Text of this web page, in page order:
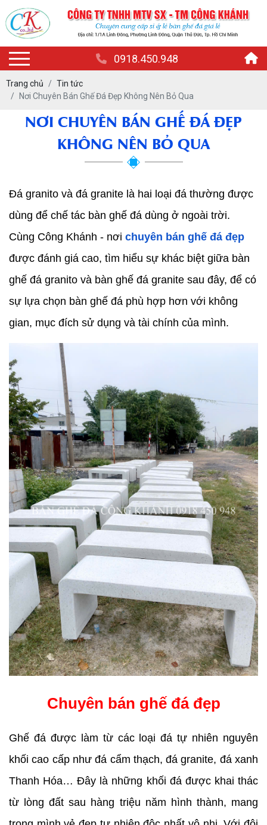
0918.450.948
Trang chủ
Tin tức
Nơi Chuyên Bán Ghế Đá Đẹp Không Nên Bỏ Qua
NƠI CHUYÊN BÁN GHẾ ĐÁ ĐẸP
KHÔNG NÊN BỎ QUA
Đá granito và đá granite là hai loại đá thường được
dùng để chế tác bàn ghế đá dùng ở ngoài trời.
Cùng Công Khánh - nơi chuyên bán ghế đá đẹp
được đánh giá cao, tìm hiểu sự khác biệt giữa bàn
ghế đá granito và bàn ghế đá granite sau đây, để có
sự lựa chọn bàn ghế đá phù hợp hơn với không
gian, mục đích sử dụng và tài chính của mình.
Chuyên bán ghế đá đẹp
Ghế đá được làm từ các loại đá tự nhiên nguyên
khối cao cấp như đá cẩm thạch, đá granite, đá xanh
Thanh Hóa… Đây là những khối đá được khai thác
từ lòng đất sau hàng triệu năm hình thành, mang